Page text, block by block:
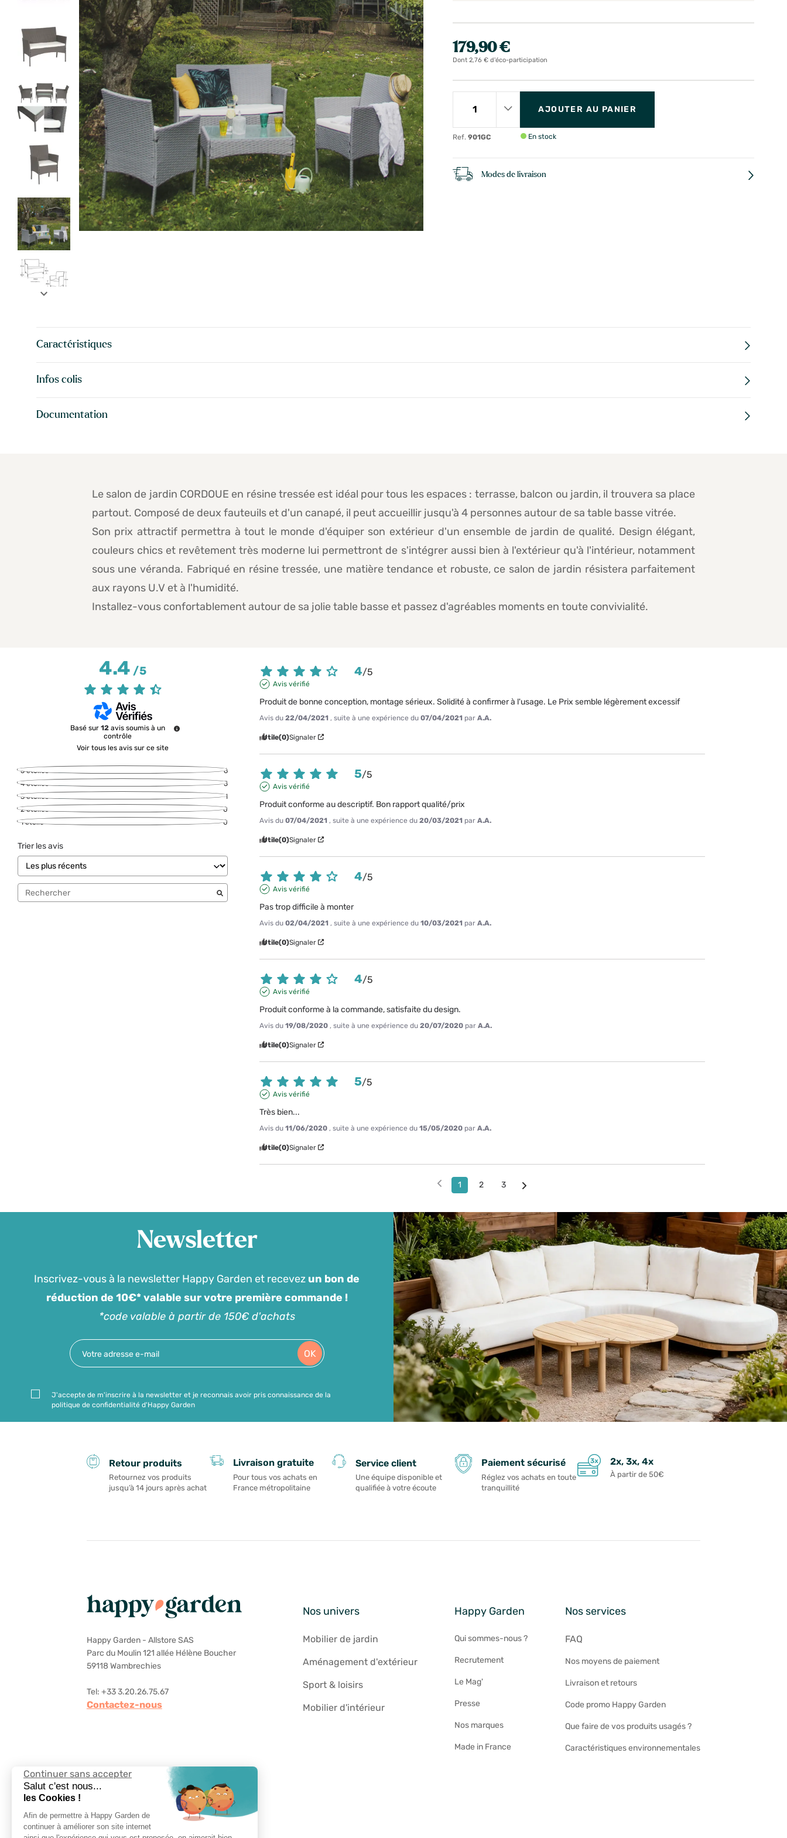
Continuer sans accepter
Salut c'est nous...
les Cookies !
Afin de permettre à Happy Garden de
continuer à améliorer son site internet
expand_more
179,90 €
Dont 2,76 € d'éco-participation
Ref.901GC
AJOUTER AU PANIER
En stock
Modes de livraison
Caractéristiques
Infos colis
Documentation
Le salon de jardin CORDOUE en résine tressée est idéal pour tous les espaces : terrasse, balcon ou jardin, il trouvera sa place
partout. Composé de deux fauteuils et d'un canapé, il peut accueillir jusqu'à 4 personnes autour de sa table basse vitrée.
Son prix attractif permettra à tout le monde d'équiper son extérieur d'un ensemble de jardin de qualité. Design élégant,
couleurs chics et revêtement très moderne lui permettront de s'intégrer aussi bien à l'extérieur qu'à l'intérieur, notamment
sous une véranda. Fabriqué en résine tressée, une matière tendance et robuste, ce salon de jardin résistera parfaitement
aux rayons U.V et à l'humidité.
Installez-vous confortablement autour de sa jolie table basse et passez d'agréables moments en toute convivialité.
4.4/5
Basé sur 12 avis soumis à un
contrôle
Voir tous les avis sur ce site
5étoiles
6
4étoiles
5
3étoiles
1
2étoiles
0
1étoile 0
Trier les avis
4/5
Avis vérifié
Produit de bonne conception, montage sérieux. Solidité à confirmer à l'usage. Le Prix semble légèrement excessif
Avis du22/04/2021 , suite à une expérience du07/04/2021 parA.A.
Utile(0)Signaler
5/5
Avis vérifié
Produit conforme au descriptif. Bon rapport qualité/prix
Avis du07/04/2021 , suite à une expérience du20/03/2021 parA.A.
Utile(0)Signaler
4/5
Avis vérifié
Pas trop difficile à monter
Avis du02/04/2021 , suite à une expérience du10/03/2021 parA.A.
Utile(0)Signaler
4/5
Avis vérifié
Produit conforme à la commande, satisfaite du design.
Avis du19/08/2020 , suite à une expérience du20/07/2020 parA.A.
Utile(0)Signaler
5/5
Avis vérifié
Très bien...
Avis du11/06/2020 , suite à une expérience du15/05/2020 parA.A.
Utile(0)Signaler
1 2 3
Newsletter
Inscrivez-vous à la newsletter Happy Garden et recevez un bon de
réduction de 10€* valable sur votre première commande !
*code valable à partir de 150€ d'achats
OK
J'accepte de m'inscrire à la newsletter et je reconnais avoir pris connaissance de la
politique de confidentialité d'Happy Garden
Retour produits
Retournez vos produits
jusqu’à 14 jours après achat
Livraison gratuite
Pour tous vos achats en
France métropolitaine
Service client
Une équipe disponible et
qualifiée à votre écoute
Paiement sécurisé
Réglez vos achats en toute
tranquillité
2x, 3x, 4x
À partir de 50€
Happy Garden - Allstore SAS
Parc du Moulin 121 allée Hélène Boucher
59118 Wambrechies
Tel: +33 3.20.26.75.67
Contactez-nous
Nos univers
Mobilier de jardin
Aménagement d'extérieur
Sport & loisirs
Mobilier d'intérieur
Happy Garden
Qui sommes-nous ?
Recrutement
Le Mag'
Presse
Nos marques
Made in France
Nos services
FAQ
Nos moyens de paiement
Livraison et retours
Code promo Happy Garden
Que faire de vos produits usagés ?
Caractéristiques environnementales
Suivez-nous